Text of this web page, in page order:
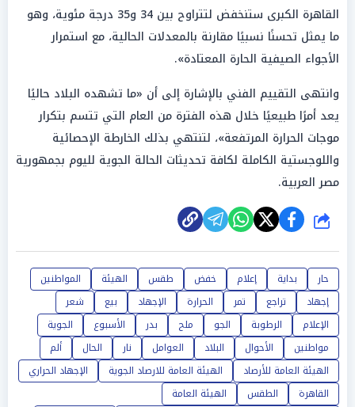
القاهرة الكبرى ستنخفض لتتراوح بين 34 و35 درجة مئوية، وهو
ما يمثل تحسنًا نسبيًا مقارنة بالمعدلات الحالية، مع استمرار
الأجواء الصيفية الحارة المعتادة».
وانتهى التقييم الفني بالإشارة إلى أن «ما تشهده البلاد حاليًا
يعد أمرًا طبيعيًا خلال هذه الفترة من العام التي تتسم بتكرار
موجات الحرارة المرتفعة»، لتنتهي بذلك الخارطة الإحصائية
واللوجستية الكاملة لكافة تحديثات الحالة الجوية لليوم بجمهورية
مصر العربية.
شارك
حار بداية إعلام خفض طقس الهيئة
المواطنين
إجهاد
تراجع تمر الحرارة الإجهاد بيع
شعر
الإعلام
الرطوبة الجو ملح بدر الأسبوع
الجوية
مواطنين
الأحوال البلاد العوامل نار الحال
ألم
الهيئة العامة للأرصاد
الهيئة العامة للارصاد الجوية
الإجهاد الحراري
القاهرة
الطقس
الهيئة العامة